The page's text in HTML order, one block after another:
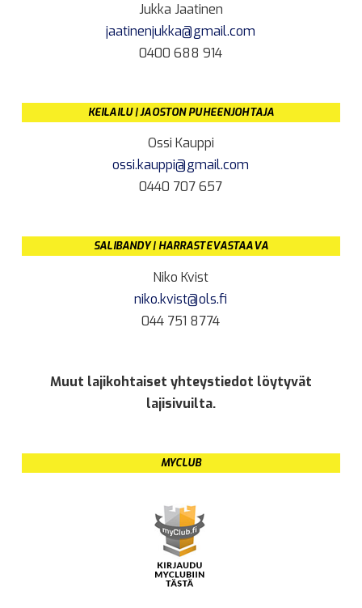
Jukka Jaatinen
jaatinenjukka@gmail.com
0400 688 914
KEILAILU | JAOSTON PUHEENJOHTAJA
Ossi Kauppi
ossi.kauppi@gmail.com
0440 707 657
SALIBANDY | HARRASTEVASTAAVA
Niko Kvist
niko.kvist@ols.fi
044 751 8774
Muut lajikohtaiset yhteystiedot löytyvät
lajisivuilta.
MYCLUB